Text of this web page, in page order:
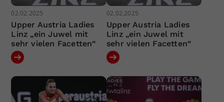
02.02.2025
Upper Austria Ladies
Linz „ein Juwel mit
sehr vielen Facetten“
02.02.2025
Upper Austria Ladies
Linz „ein Juwel mit
sehr vielen Facetten“